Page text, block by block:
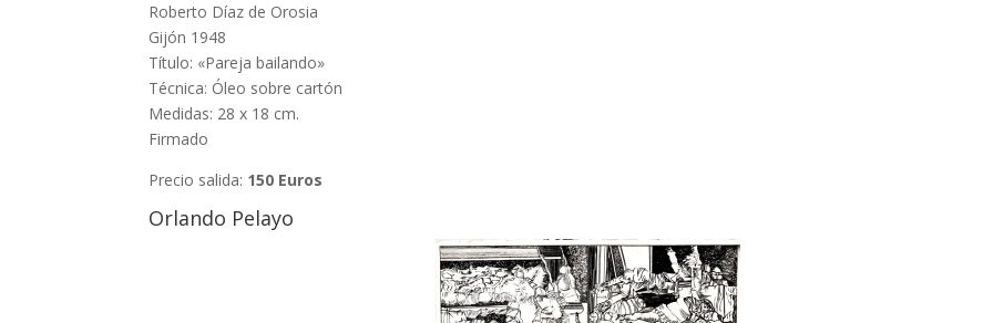
Roberto Díaz de Orosia
Gijón 1948
Título: «Pareja bailando»
Técnica: Óleo sobre cartón
Medidas: 28 x 18 cm.
Firmado
Precio salida: 150 Euros
Orlando Pelayo